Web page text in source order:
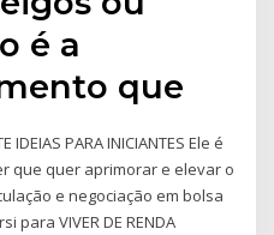
é a
que
IDEIAS PARA INICIANTES Ele é
que quer aprimorar e elevar o
e negociação em bolsa
para VIVER DE RENDA